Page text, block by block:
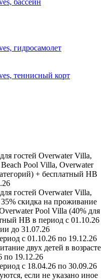
гостей Overwater Villa,
Pool Villa, Overwater
+ бесплатный НВ
гостей Overwater Villa,
скидка на проживание
Pool Villa (40% для
НВ в период с 01.10.26
до 31.07.26
с 01.10.26 по 19.12.26
двух детей в возрасте
по 19.12.26
с 18.04.26 по 30.09.26
если не указано иное